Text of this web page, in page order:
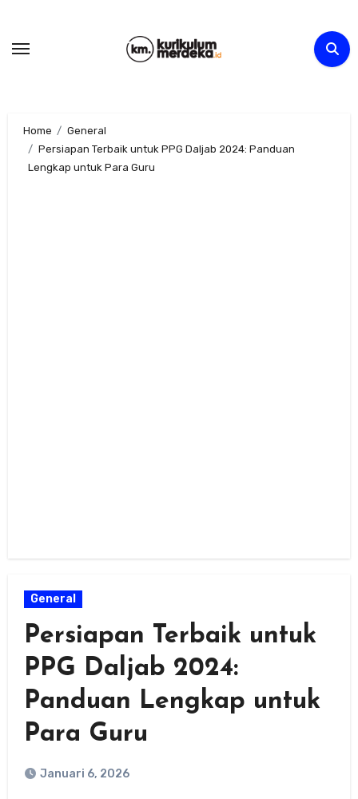
content
Home
General
Persiapan Terbaik untuk PPG Daljab 2024: Panduan
Lengkap untuk Para Guru
General
Persiapan Terbaik untuk
PPG Daljab 2024:
Panduan Lengkap untuk
Para Guru
Januari 6, 2026